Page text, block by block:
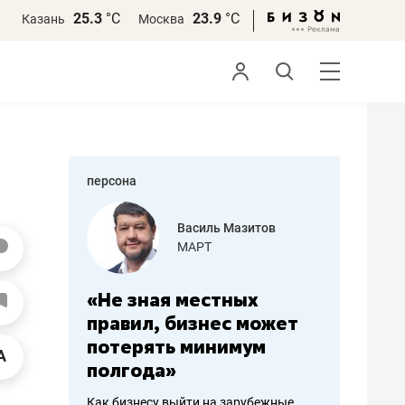
Казань 25.3 °С Москва 23.9 °С
персона
работа
Василь Мазитов
МАРТ
«Не зная местных
правил, бизнес может
потерять минимум
полгода»